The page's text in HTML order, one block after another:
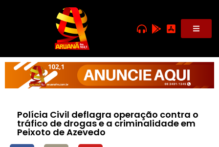
Polícia Civil deflagra operação contra o
tráfico de drogas e a criminalidade em
Peixoto de Azevedo